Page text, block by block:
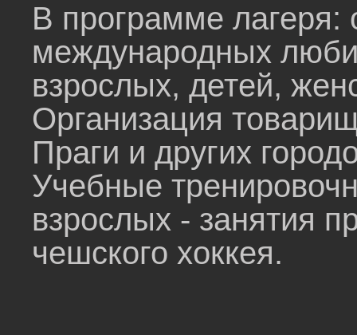
В программе лагеря:
международных
взрослых, детей,
Организация
Праги и других
Учебные
взрослых - занятия
чешского хоккея.